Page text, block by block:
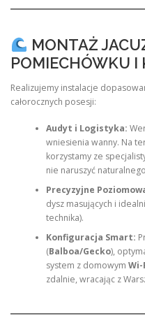
MONTAŻ
POMIECHÓWKU I
Realizujemy instalacje
całorocznych posesji:
Audyt i Logistyka:
wniesienia wanny. Na
korzystamy ze
nie naruszyć
Precyzyjne
dysz masujących i
technika).
Konfiguracja Smart:
(Balboa/Gecko),
system z domowym Wi-
zdalnie, wracając z